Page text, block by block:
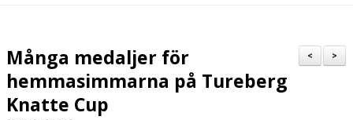
>
<
Många medaljer för
hemmasimmarna på Tureberg
Knatte Cup